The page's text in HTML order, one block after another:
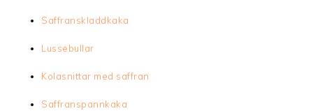
Saffranskladdkaka
Lussebullar
Kolasnittar med saffran
Saffranspannkaka